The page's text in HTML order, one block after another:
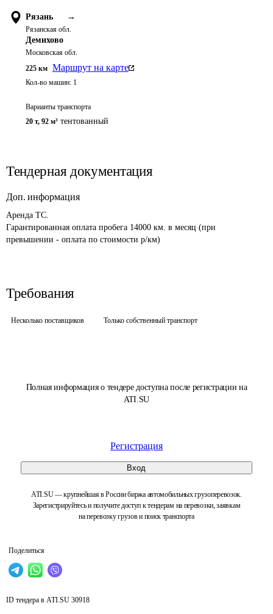
Полная информация о тендере доступна после регистрации на
ATI.SU
Регистрация
Вход
ATI.SU — крупнейшая в России биржа автомобильных грузоперевозок.
Зарегистрируйтесь и получите доступ к тендерам на перевозки, заявкам
на перевозку грузов и поиск транспорта
Поделиться
Рязань →
Рязанская обл.
Демихово
Московская обл.
225 км Маршрут на карте
Кол-во машин: 1
Варианты транспорта
20 т, 92 м³ тентованный
Тендерная документация
Доп. информация
Аренда ТС.
Гарантированная оплата пробега 14000 км. в месяц (при
Требования
Несколько поставщиков Только собственный транспорт
ID тендера в ATI.SU 30918